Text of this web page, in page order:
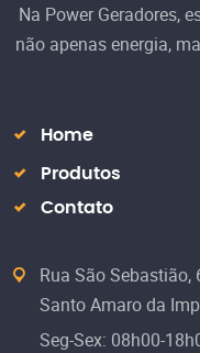
Na Power Geradores,
não apenas energia,
Home
Produtos
Contato
Rua São Sebastião,
Santo Amaro da
Seg-Sex: 08h00-